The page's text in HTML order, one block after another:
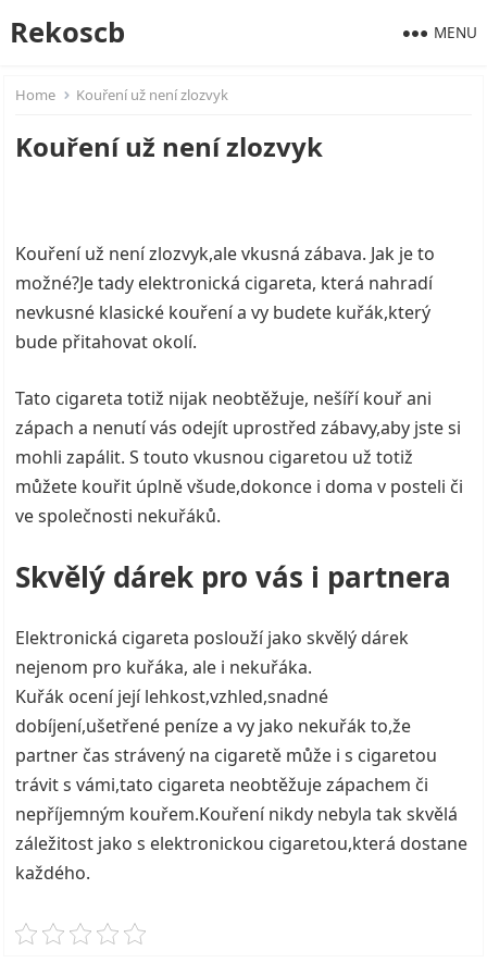
Rekoscb MENU
Home Kouření už není zlozvyk
Kouření už není zlozvyk
Kouření už není zlozvyk,ale vkusná zábava. Jak je to
možné?Je tady elektronická cigareta, která nahradí
nevkusné klasické kouření a vy budete kuřák,který
bude přitahovat okolí.
Tato cigareta totiž nijak neobtěžuje, nešíří kouř ani
zápach a nenutí vás odejít uprostřed zábavy,aby jste si
mohli zapálit. S touto vkusnou cigaretou už totiž
můžete kouřit úplně všude,dokonce i doma v posteli či
ve společnosti nekuřáků.
Skvělý dárek pro vás i partnera
Elektronická cigareta poslouží jako skvělý dárek
nejenom pro kuřáka, ale i nekuřáka.
Kuřák ocení její lehkost,vzhled,snadné
dobíjení,ušetřené peníze a vy jako nekuřák to,že
partner čas strávený na cigaretě může i s cigaretou
trávit s vámi,tato cigareta neobtěžuje zápachem či
nepříjemným kouřem.Kouření nikdy nebyla tak skvělá
záležitost jako s elektronickou cigaretou,která dostane
každého.